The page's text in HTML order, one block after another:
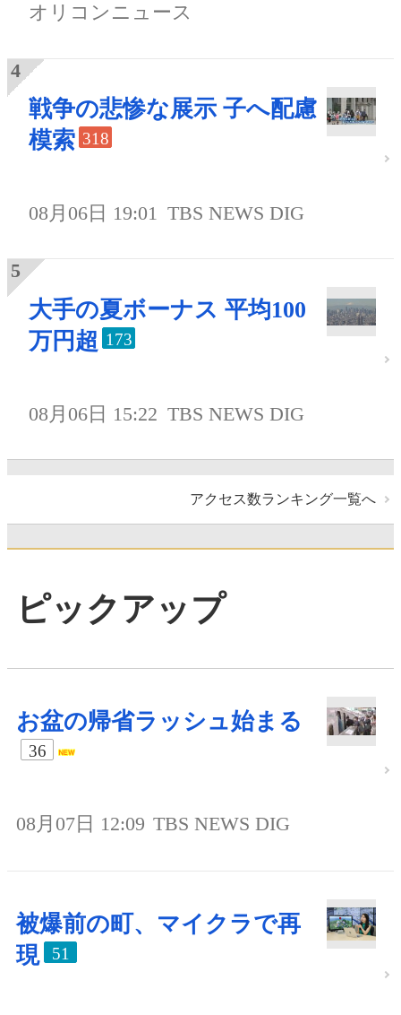
オリコンニュース
戦争の悲惨な展示 子へ配慮
模索 318
08月06日 19:01 TBS NEWS DIG
大手の夏ボーナス 平均100
万円超 173
08月06日 15:22 TBS NEWS DIG
アクセス数ランキング一覧へ
ピックアップ
お盆の帰省ラッシュ始まる
36
08月07日 12:09 TBS NEWS DIG
被爆前の町、マイクラで再
現
51